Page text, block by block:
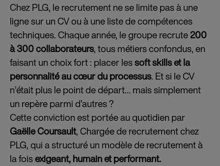
Chez PLG, le recrutement ne se limite pas à une
ligne sur un CV ou à une liste de compétences
techniques. Chaque année, le groupe recrute200
à 300 collaborateurs, tous métiers confondus, en
faisant un choix fort : placer lessoft skills et la
personnalité au cœur du processus. Et si le CV
n’était plus le point de départ… mais simplement
un repère parmi d’autres ?
Cette conviction est portée au quotidien par
Gaëlle Coursault, Chargée de recrutement chez
PLG, qui a structuré un modèle de recrutement à
la foisexigeant, humain et performant.